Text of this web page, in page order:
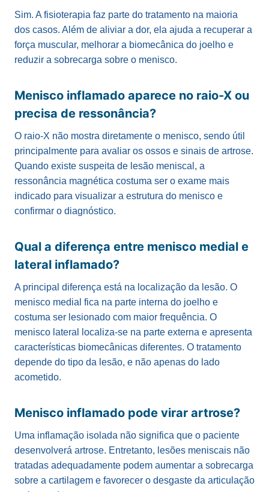
Sim. A fisioterapia faz parte do tratamento na maioria
dos casos. Além de aliviar a dor, ela ajuda a recuperar a
força muscular, melhorar a biomecânica do joelho e
reduzir a sobrecarga sobre o menisco.
Menisco inflamado aparece no raio-X ou
precisa de ressonância?
O raio-X não mostra diretamente o menisco, sendo útil
principalmente para avaliar os ossos e sinais de artrose.
Quando existe suspeita de lesão meniscal, a
ressonância magnética costuma ser o exame mais
indicado para visualizar a estrutura do menisco e
confirmar o diagnóstico.
Qual a diferença entre menisco medial e
lateral inflamado?
A principal diferença está na localização da lesão. O
menisco medial fica na parte interna do joelho e
costuma ser lesionado com maior frequência. O
menisco lateral localiza-se na parte externa e apresenta
características biomecânicas diferentes. O tratamento
depende do tipo da lesão, e não apenas do lado
acometido.
Menisco inflamado pode virar artrose?
Uma inflamação isolada não significa que o paciente
desenvolverá artrose. Entretanto, lesões meniscais não
tratadas adequadamente podem aumentar a sobrecarga
sobre a cartilagem e favorecer o desgaste da articulação